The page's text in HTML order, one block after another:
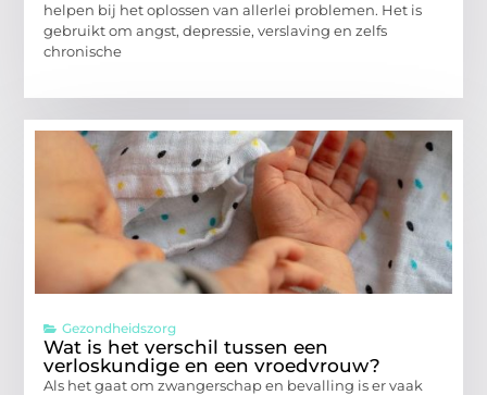
helpen bij het oplossen van allerlei problemen. Het is
gebruikt om angst, depressie, verslaving en zelfs
chronische
Gezondheidszorg
Wat is het verschil tussen een
verloskundige en een vroedvrouw?
Als het gaat om zwangerschap en bevalling is er vaak